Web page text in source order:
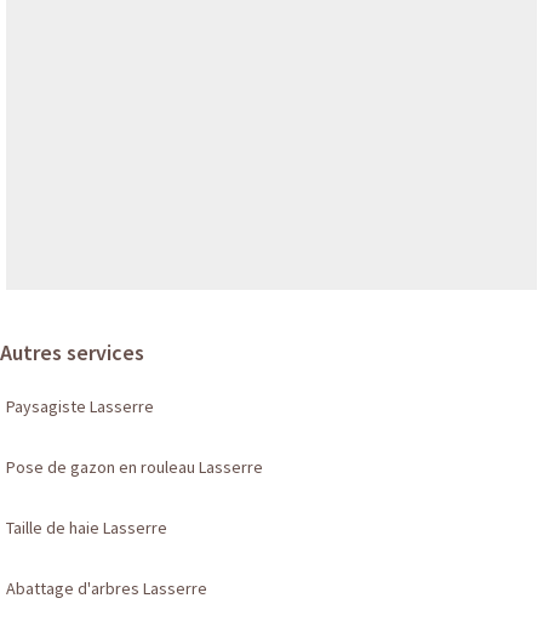
Autres services
Paysagiste Lasserre
Pose de gazon en rouleau Lasserre
Taille de haie Lasserre
Abattage d'arbres Lasserre